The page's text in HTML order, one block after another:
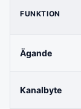
FUNKTION
Ägande
Kanalbyte